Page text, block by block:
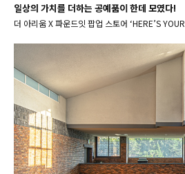
일상의 가치를 더하는 공예품이 한데 모였다!
더 아리움 X 파운드잇 팝업 스토어 ‘HERE’S